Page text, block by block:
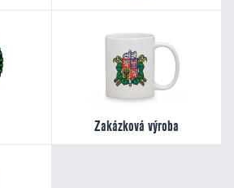
Zakázková výroba